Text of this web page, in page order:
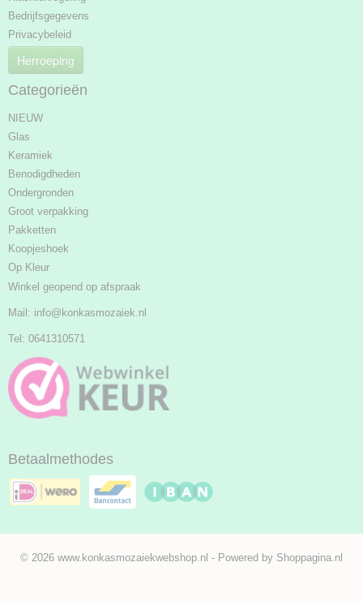
Bedrijfsgegevens
Privacybeleid
Herroeping
Categorieën
NIEUW
Glas
Keramiek
Benodigdheden
Ondergronden
Groot verpakking
Pakketten
Koopjeshoek
Op Kleur
Winkel geopend op afspraak
Mail: info@konkasmozaiek.nl
Tel: 0641310571
Betaalmethodes
© 2026 www.konkasmozaiekwebshop.nl - Powered by Shoppagina.nl